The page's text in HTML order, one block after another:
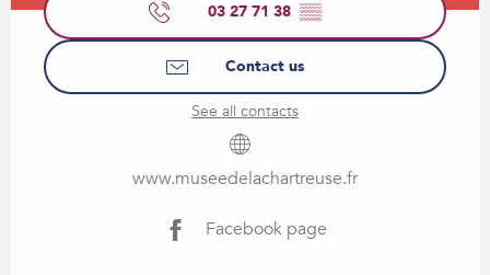
03 27 71 38 ▒▒
Contact us
See all contacts
www.museedelachartreuse.fr
Facebook page